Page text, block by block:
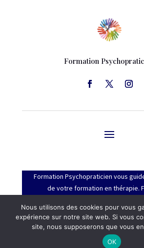
Formation
Formation Psychopraticien vous
de votre formation en thérapie.
Umuntu
Nous utilisons des cookies pour vous
expérience sur notre site web. Si vous
site, nous supposerons que vous
OK